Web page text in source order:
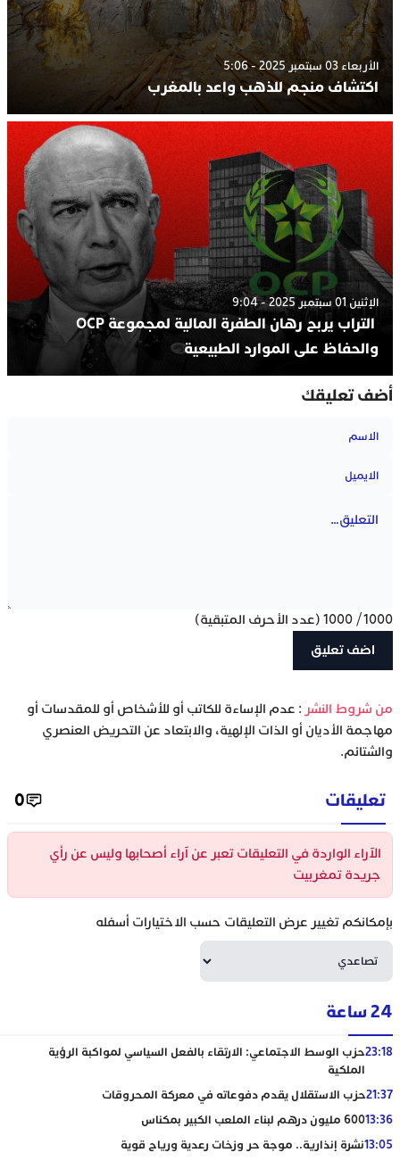
الأربعاء 03 سبتمبر 2025 - 5:06
اكتشاف منجم للذهب واعد بالمغرب
الإثنين 01 سبتمبر 2025 - 9:04
التراب يربح رهان الطفرة المالية لمجموعة OCP
والحفاظ على الموارد الطبيعية
أضف تعليقك
1000
/
1000 (عدد الأحرف المتبقية)
‫من شروط النشر : عدم الإساءة للكاتب أو للأشخاص أو للمقدسات أو
مهاجمة الأديان أو الذات الإلهية، والابتعاد عن التحريض العنصري
والشتائم.
تعليقات 0
الآراء الواردة في التعليقات تعبر عن آراء أصحابها وليس عن رأي
جريدة تمغربيت
بإمكانكم تغيير عرض التعليقات حسب الاختيارات أسفله
24 ساعة
23:18حزب الوسط الاجتماعي: الارتقاء بالفعل السياسي لمواكبة الرؤية
الملكية
21:37حزب الاستقلال يقدم دفوعاته في معركة المحروقات
13:36600 مليون درهم لبناء الملعب الكبير بمكناس
13:05نشرة إنذارية.. موجة حر وزخات رعدية ورياح قوية